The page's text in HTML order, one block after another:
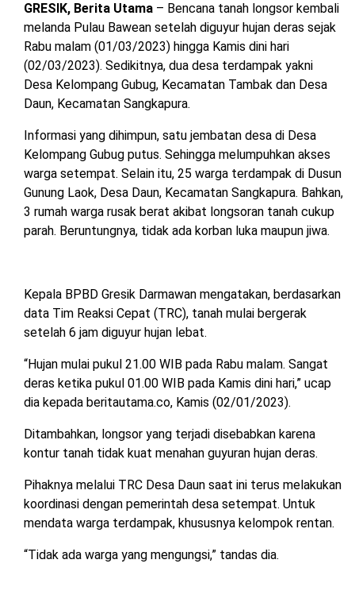
BERITABARU.CO
KABARBARU.CO
SERIKATNEWS.COM
PEWARTANUSANTARA.COM
LANGGAR.CO
JOBNAS.COM
SURAU.CO
REDAKSI
TENTANG
KAMI
KERJASAMA
PEDOMAN
MEDIA
CYBER
GRESIK, Berita Utama – Bencana tanah longsor kembali
melanda Pulau Bawean setelah diguyur hujan deras sejak
Rabu malam (01/03/2023) hingga Kamis dini hari
(02/03/2023). Sedikitnya, dua desa terdampak yakni
Desa Kelompang Gubug, Kecamatan Tambak dan Desa
Daun, Kecamatan Sangkapura.
Informasi yang dihimpun, satu jembatan desa di Desa
Kelompang Gubug putus. Sehingga melumpuhkan akses
warga setempat. Selain itu, 25 warga terdampak di Dusun
Gunung Laok, Desa Daun, Kecamatan Sangkapura. Bahkan,
3 rumah warga rusak berat akibat longsoran tanah cukup
parah. Beruntungnya, tidak ada korban luka maupun jiwa.
Kepala BPBD Gresik Darmawan mengatakan, berdasarkan
data Tim Reaksi Cepat (TRC), tanah mulai bergerak
setelah 6 jam diguyur hujan lebat.
“Hujan mulai pukul 21.00 WIB pada Rabu malam. Sangat
deras ketika pukul 01.00 WIB pada Kamis dini hari,” ucap
dia kepada beritautama.co, Kamis (02/01/2023).
Ditambahkan, longsor yang terjadi disebabkan karena
kontur tanah tidak kuat menahan guyuran hujan deras.
Pihaknya melalui TRC Desa Daun saat ini terus melakukan
koordinasi dengan pemerintah desa setempat. Untuk
mendata warga terdampak, khususnya kelompok rentan.
“Tidak ada warga yang mengungsi,” tandas dia.